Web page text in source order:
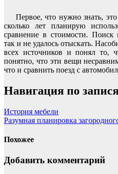
Первое, что нужно знать,
сколько лет планирую
сравнение в стоимости. Поиск
так и не удалось отыскать.
всех источников и понял то,
понятно, что эти вещи
что и сравнить поезд с
Навигация по
История мебели
Разумная планировка
Похожее
Добавить комментарий